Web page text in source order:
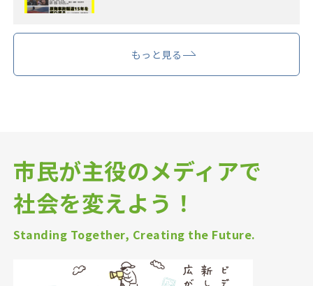
もっと見る
市民が主役のメディアで
社会を変えよう！
Standing Together, Creating the Future.